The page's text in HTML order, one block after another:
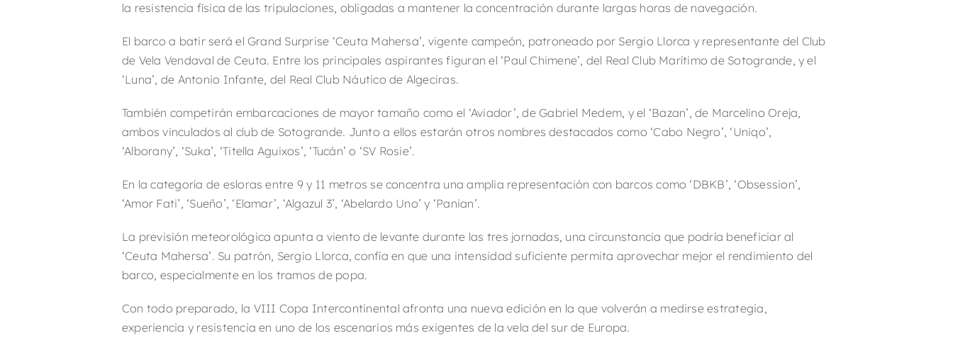
la resistencia física de las tripulaciones, obligadas a mantener la concentración durante largas horas de navegación.
El barco a batir será el Grand Surprise ‘Ceuta Mahersa’, vigente campeón, patroneado por Sergio Llorca y representante del Club
de Vela Vendaval de Ceuta. Entre los principales aspirantes figuran el ‘Paul Chimene’, del Real Club Marítimo de Sotogrande, y el
‘Luna’, de Antonio Infante, del Real Club Náutico de Algeciras.
También competirán embarcaciones de mayor tamaño como el ‘Aviador’, de Gabriel Medem, y el ‘Bazan’, de Marcelino Oreja,
ambos vinculados al club de Sotogrande. Junto a ellos estarán otros nombres destacados como ‘Cabo Negro’, ‘Uniqo’,
‘Alborany’, ‘Suka’, ‘Titella Aguixos’, ‘Tucán’ o ‘SV Rosie’.
En la categoría de esloras entre 9 y 11 metros se concentra una amplia representación con barcos como ‘DBKB’, ‘Obsession’,
‘Amor Fati’, ‘Sueño’, ‘Elamar’, ‘Algazul 3’, ‘Abelardo Uno’ y ‘Panian’.
La previsión meteorológica apunta a viento de levante durante las tres jornadas, una circunstancia que podría beneficiar al
‘Ceuta Mahersa’. Su patrón, Sergio Llorca, confía en que una intensidad suficiente permita aprovechar mejor el rendimiento del
barco, especialmente en los tramos de popa.
Con todo preparado, la VIII Copa Intercontinental afronta una nueva edición en la que volverán a medirse estrategia,
experiencia y resistencia en uno de los escenarios más exigentes de la vela del sur de Europa.